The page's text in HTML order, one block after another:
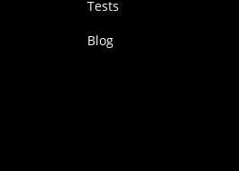
Tests
Blog